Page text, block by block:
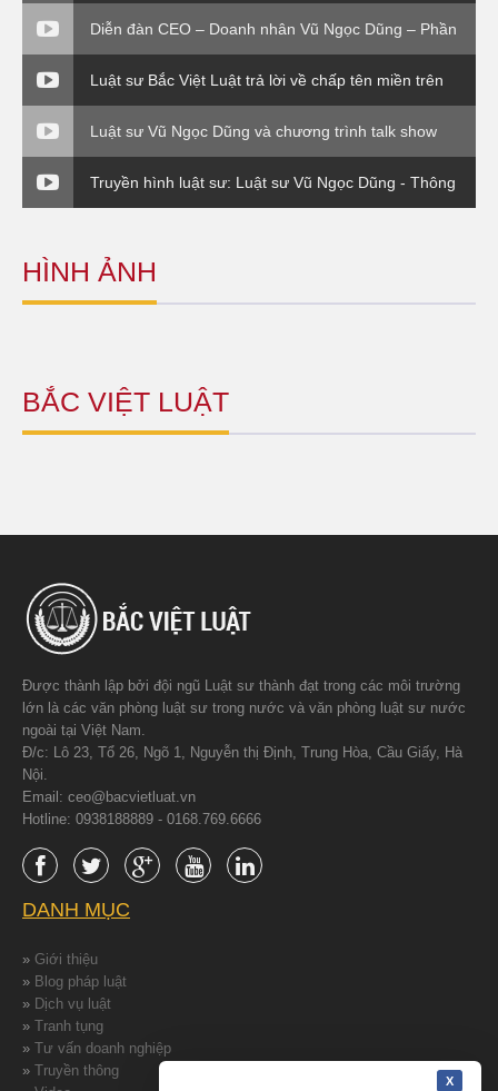
Diễn đàn CEO – Doanh nhân Vũ Ngọc Dũng – Phần
4
Luật sư Bắc Việt Luật trả lời về chấp tên miền trên
VTV1
Luật sư Vũ Ngọc Dũng và chương trình talk show
Thuế và cuộc sống.
Truyền hình luật sư: Luật sư Vũ Ngọc Dũng - Thông
tư 176 Bộ Tài Chính
HÌNH ẢNH
BẮC VIỆT LUẬT
Được thành lập bởi đội ngũ Luật sư thành đạt trong các môi trường
lớn là các văn phòng luật sư trong nước và văn phòng luật sư nước
ngoài tại Việt Nam.
Đ/c: Lô 23, Tổ 26, Ngõ 1, Nguyễn thị Định, Trung Hòa, Cầu Giấy, Hà
Nội.
Email: ceo@bacvietluat.vn
Hotline: 0938188889 - 0168.769.6666
DANH MỤC
» Giới thiệu
» Blog pháp luật
» Dịch vụ luật
» Tranh tụng
» Tư vấn doanh nghiệp
» Truyền thông